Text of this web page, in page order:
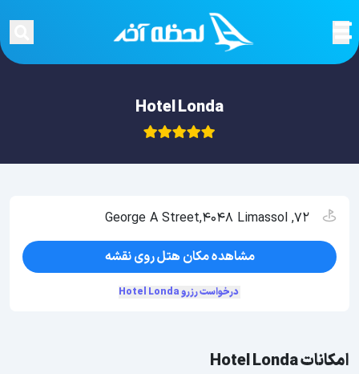
Hotel Londa
امکانات Hotel Londa
72, George A Street,4048 Limassol
مشاهده مکان هتل روی نقشه
درخواست رزرو Hotel Londa